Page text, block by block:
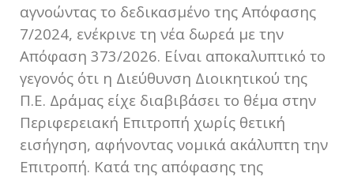
αγνοώντας το δεδικασμένο της Απόφασης
7/2024, ενέκρινε τη νέα δωρεά με την
Απόφαση 373/2026. Είναι αποκαλυπτικό το
γεγονός ότι η Διεύθυνση Διοικητικού της
Π.Ε. Δράμας είχε διαβιβάσει το θέμα στην
Περιφερειακή Επιτροπή χωρίς θετική
εισήγηση, αφήνοντας νομικά ακάλυπτη την
Επιτροπή. Κατά της απόφασης της